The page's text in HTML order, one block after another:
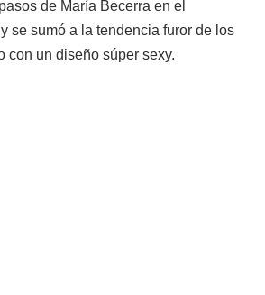
de María Becerra en el
se sumó a la tendencia furor de los
con un diseño súper sexy.